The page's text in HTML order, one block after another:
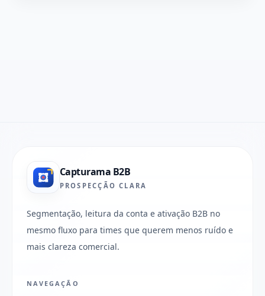
Capturama B2B
PROSPECÇÃO CLARA
Segmentação, leitura da conta e ativação B2B no
mesmo fluxo para times que querem menos ruído e
mais clareza comercial.
NAVEGAÇÃO